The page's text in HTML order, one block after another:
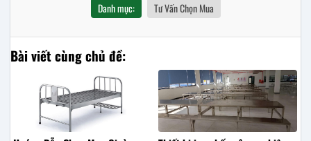
Danh mục: Tư Vấn Chọn Mua
Bài viết cùng chủ đề: